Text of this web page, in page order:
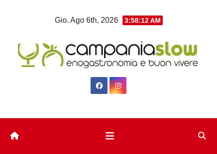
Gio. Ago 6th, 2026 3:58:12 AM